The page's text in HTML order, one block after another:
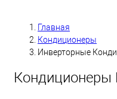
Главная
Кондиционеры
Инверторные
Кондиционеры